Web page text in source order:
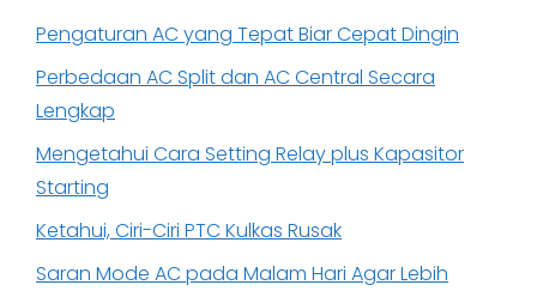
Pengaturan AC yang Tepat Biar Cepat Dingin
Perbedaan AC Split dan AC Central Secara
Lengkap
Mengetahui Cara Setting Relay plus Kapasitor
Starting
Ketahui, Ciri-Ciri PTC Kulkas Rusak
Saran Mode AC pada Malam Hari Agar Lebih